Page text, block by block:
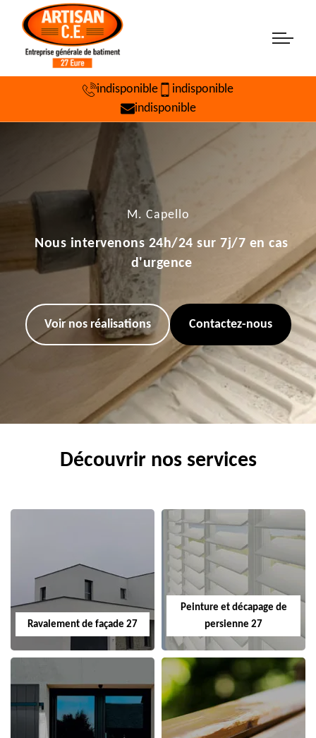
indisponible
indisponible
indisponible
M. Capello
Nous intervenons 24h/24 sur 7j/7 en cas
d'urgence
Voir nos réalisations Contactez-nous
Découvrir nos services
Ravalement de façade 27
Peinture et décapage de
persienne 27